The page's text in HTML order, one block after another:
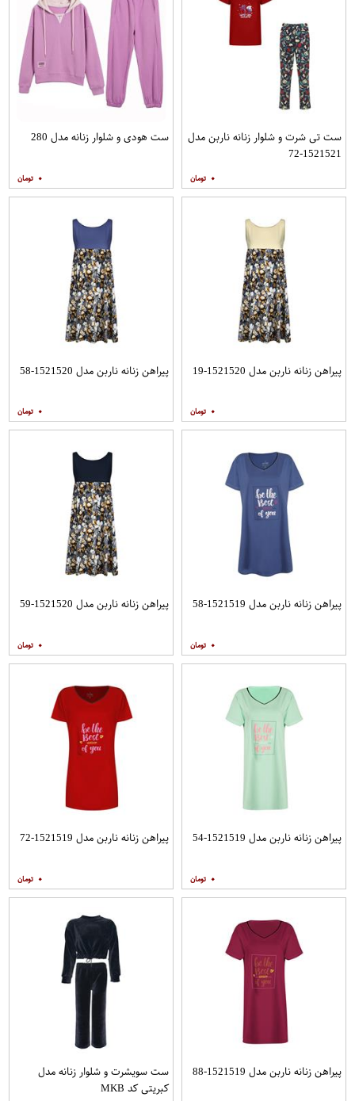
ست تی شرت و شلوار زنانه ناربن مدل
1521521-72
۰
ست هودی و شلوار زنانه مدل 280
۰
پیراهن زنانه ناربن مدل 1521520-19
۰
پیراهن زنانه ناربن مدل 1521520-58
۰
پیراهن زنانه ناربن مدل 1521519-58
۰
پیراهن زنانه ناربن مدل 1521520-59
۰
پیراهن زنانه ناربن مدل 1521519-54
۰
پیراهن زنانه ناربن مدل 1521519-72
۰
پیراهن زنانه ناربن مدل 1521519-88
ست سویشرت و شلوار زنانه مدل
کبریتی کد MKB